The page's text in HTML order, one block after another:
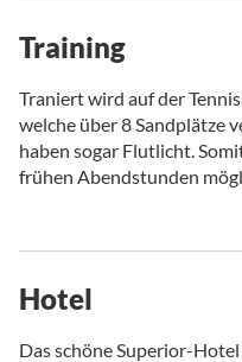
Training
Traniert wird auf der
welche über 8 Sandplätze
haben sogar Flutlicht.
frühen Abendstunden
Hotel
Das schöne Superior-